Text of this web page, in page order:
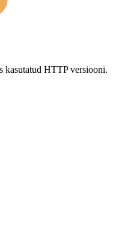
kasutatud HTTP versiooni.